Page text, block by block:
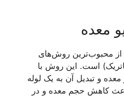
محبوب‌ترین روش‌های
است. این روش با
و تبدیل آن به یک لوله
کاهش حجم معده و در